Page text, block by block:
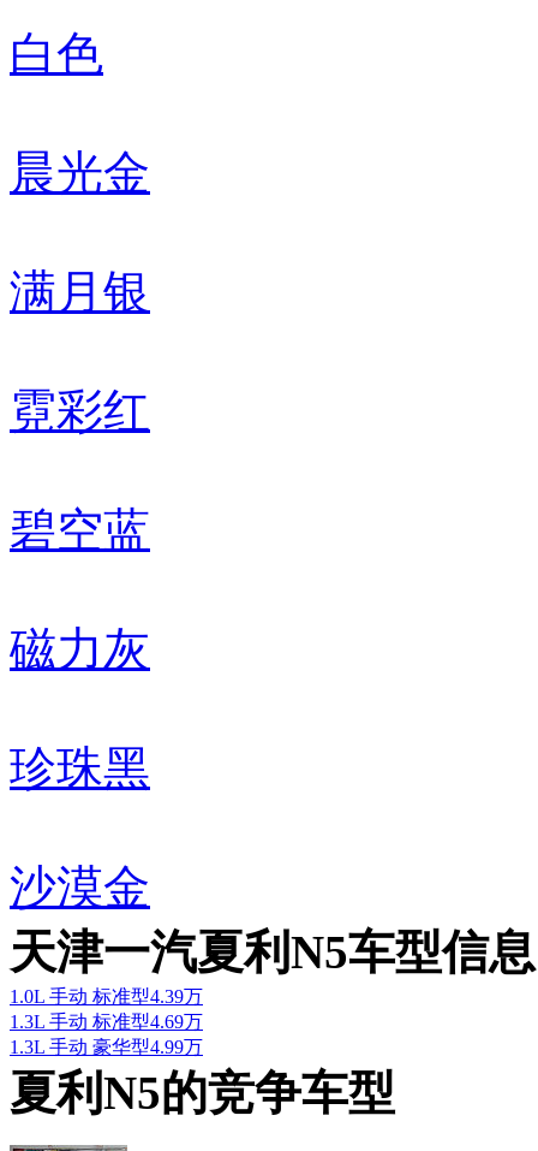
白色
晨光金
满月银
霓彩红
碧空蓝
磁力灰
珍珠黑
沙漠金
天津一汽夏利N5车型信息
1.0L 手动 标准型4.39万
1.3L 手动 标准型4.69万
1.3L 手动 豪华型4.99万
夏利N5的竞争车型